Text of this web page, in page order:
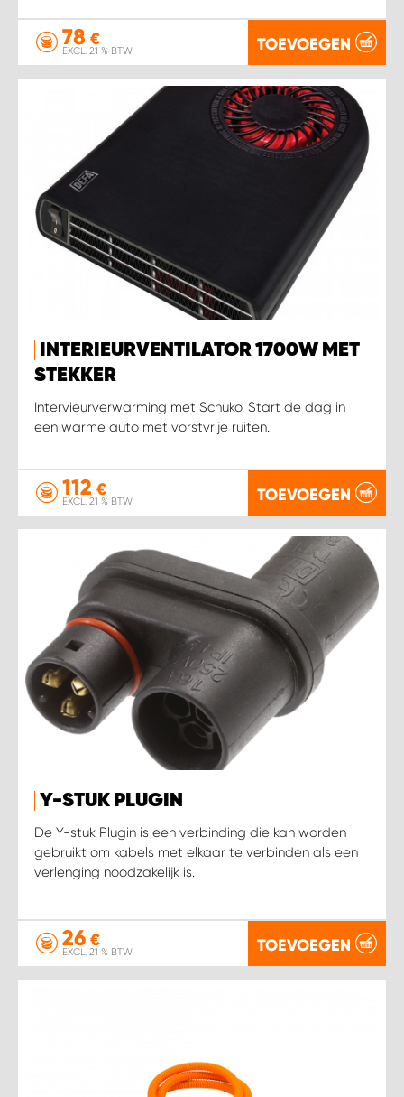
78 €
EXCL. 21 % BTW TOEVOEGEN
INTERIEURVENTILATOR 1700W MET
STEKKER
Intervieurverwarming met Schuko. Start de dag in
een warme auto met vorstvrije ruiten.
112 €
EXCL. 21 % BTW TOEVOEGEN
Y-STUK PLUGIN
De Y-stuk Plugin is een verbinding die kan worden
gebruikt om kabels met elkaar te verbinden als een
verlenging noodzakelijk is.
26 €
EXCL. 21 % BTW TOEVOEGEN